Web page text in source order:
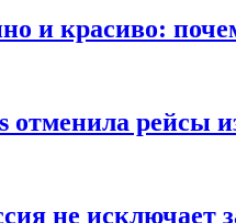
и красиво:
отменила рейсы
не исключает